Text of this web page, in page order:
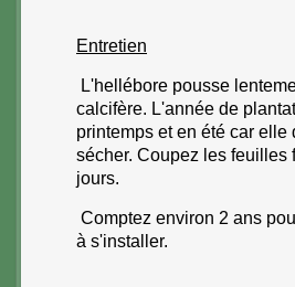
Entretien
L'hellébore pousse
calcifère. L'année de
printemps et en été car
sécher. Coupez les feuilles
jours.
Comptez environ 2 ans
à s'installer.